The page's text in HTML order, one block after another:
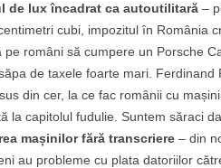
de lux încadrat ca autoutilitară–
cubi, impozitul în România
pe români să cumpere un Porsche
de taxele foarte mari.
din cer, la ce fac românii cu
la capitolul fudulie. Suntem săraci
mașinilor fără transcriere– din
au probleme cu plata datoriilor